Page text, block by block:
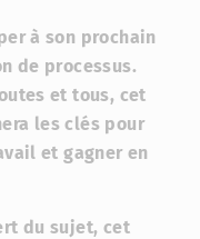
à son prochain
de processus.
et tous, cet
les clés pour
et gagner en
du sujet, cet